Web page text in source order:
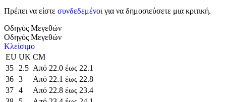
Πρέπει να είστε συνδεδεμένοι για να δημοσιεύσετε μια κριτική.
Οδηγός Μεγεθών
Οδηγός Μεγεθών
Κλείσιμο
EU UK CM
35
2.5 Από 22.0 έως 22.1
36 3
Από 22.1 έως 22.8
37 4
Από 22.8 έως 23.4